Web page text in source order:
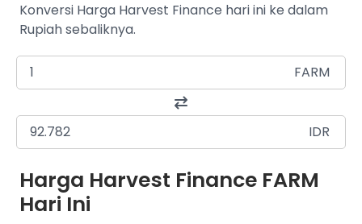
Konversi Harga Harvest Finance hari ini ke dalam
Rupiah sebaliknya.
FARM
IDR
Harga Harvest Finance FARM
Hari Ini